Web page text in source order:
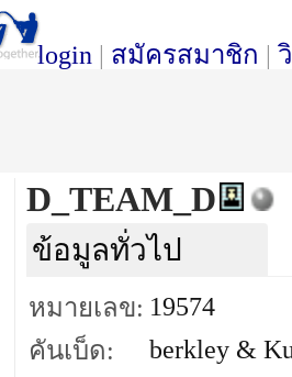
login | สมัครสมาชิก |
D_TEAM_D
ข้อมูลทั่วไป
หมายเลข: 19574
คันเบ็ด:
berkley &